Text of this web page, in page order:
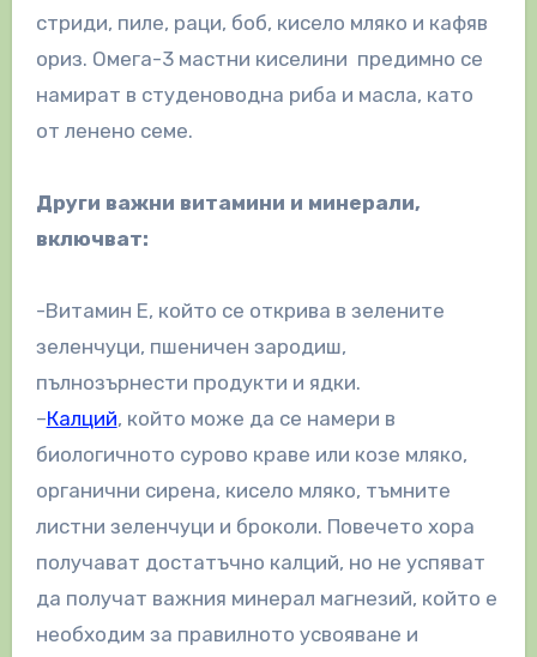
стриди, пиле, раци, боб, кисело мляко и кафяв
ориз. Омега-3 мастни киселини предимно се
намират в студеноводна риба и масла, като
от ленено семе.
Други важни витамини и минерали,
включват:
-Витамин Е, който се открива в зелените
зеленчуци, пшеничен зародиш,
пълнозърнести продукти и ядки.
–Калций, който може да се намери в
биологичното сурово краве или козе мляко,
органични сирена, кисело мляко, тъмните
листни зеленчуци и броколи. Повечето хора
получават достатъчно калций, но не успяват
да получат важния минерал магнезий, който е
необходим за правилното усвояване и